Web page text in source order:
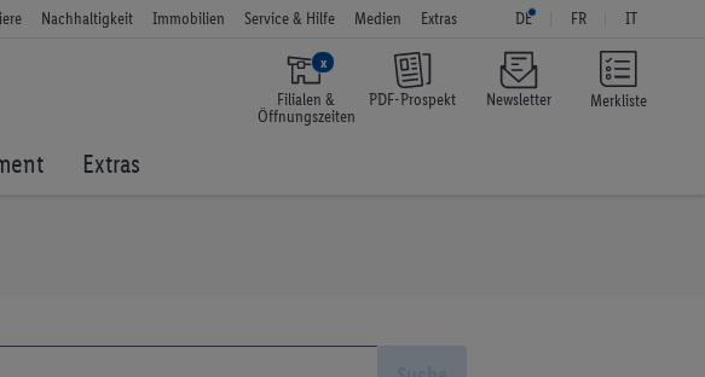
Merkliste
Nachhaltigkeit Immobilien Service & Hilfe Medien Extras DE FR IT
x
Filialen &
Öffnungszeiten
PDF-Prospekt Newsletter
Extras